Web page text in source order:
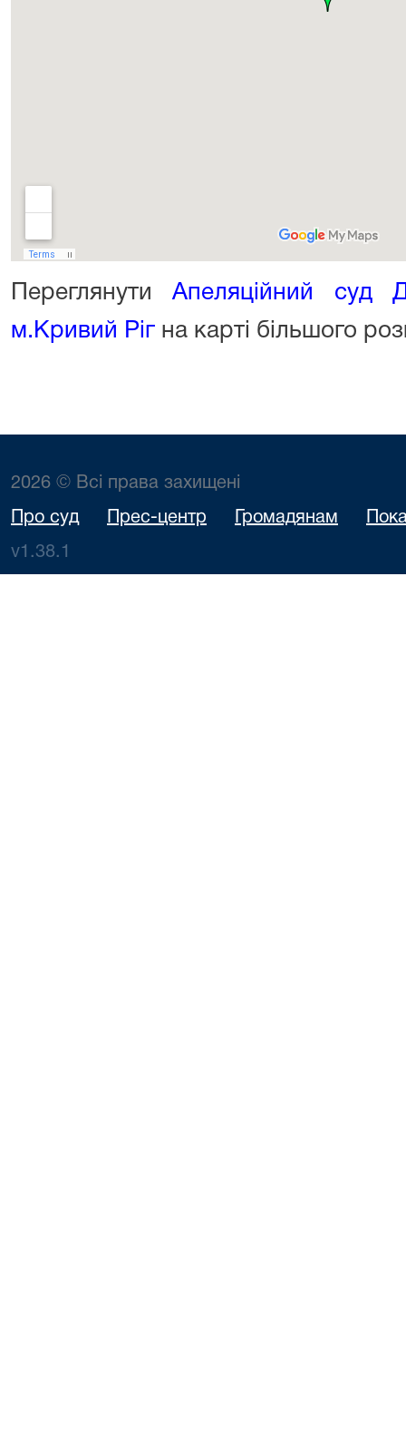
ПереглянутиАпеляційний суд
м.Кривий Ріг на карті більшого
2026 © Всі права захищені
Про суд Прес-центр Громадянам
v1.38.1